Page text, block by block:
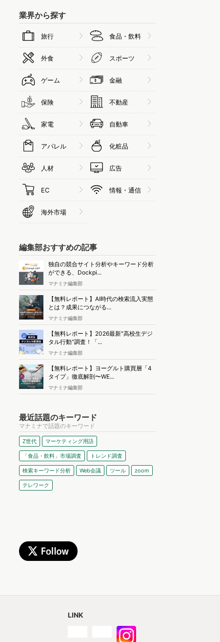
業界から探す
旅行 食品・飲料
外食 スポーツ
ゲーム 金融
保険 不動産
家電 自動車
アパレル 化粧品
人材 広告
EC 情報・通信
海外市場
編集部おすすめの記事
独自の競合サイト分析やキーワード分析
ができる、Dockpi...
マナミナ編集部
【無料レポート】AI時代の検索流入実態
とは？成果につながる...
マナミナ編集部
【無料レポート】2026最新"高校生デジ
タル行動"調査！「...
マナミナ編集部
【無料レポート】ヨーグルト購買層「4
タイプ」徹底解剖〜WE...
マナミナ編集部
最近話題のキーワード
マナミナで話題のキーワード
Z世代 マーケティング用語
「食品・飲料」市場調査 トレンド調査
検索キーワード分析 Web会議 ツール zoom
テレワーク
LINK